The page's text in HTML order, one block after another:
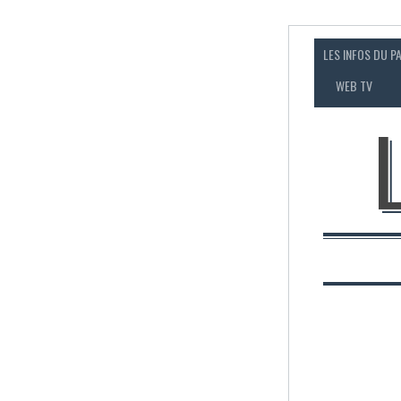
LES INFOS DU
WEB TV